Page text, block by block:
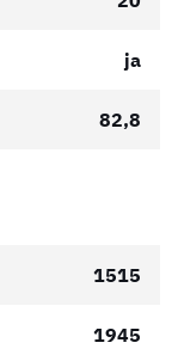
ja
82,8
1515
1945